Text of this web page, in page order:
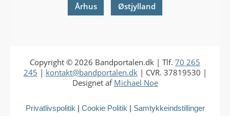
Århus Østjylland
Copyright © 2026 Bandportalen.dk | Tlf. 70 265
245 | kontakt@bandportalen.dk| CVR. 37819530 |
Designet af Michael Noe
Privatlivspolitik Cookie Politik Samtykkeindstillinger